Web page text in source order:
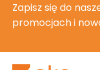
Zapisz się do
promocjach i